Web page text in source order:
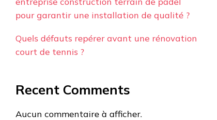
pour garantir une installation de qualité ?
Quels défauts repérer avant une rénovation
court de tennis ?
Recent Comments
Aucun commentaire à afficher.